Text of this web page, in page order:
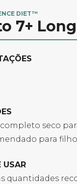
DIET™
7+
seco
para
USAR
quantidades